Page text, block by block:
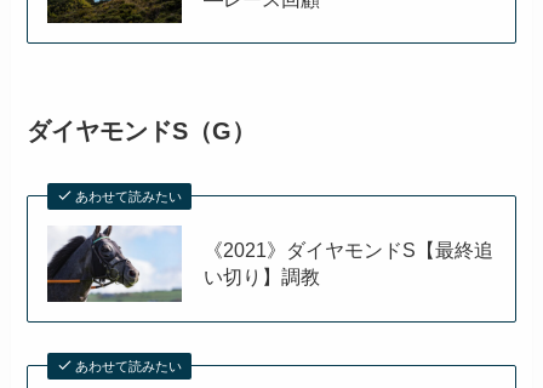
ダイヤモンドS（G）
あわせて読みたい
《2021》ダイヤモンドS【最終追
い切り】調教
あわせて読みたい